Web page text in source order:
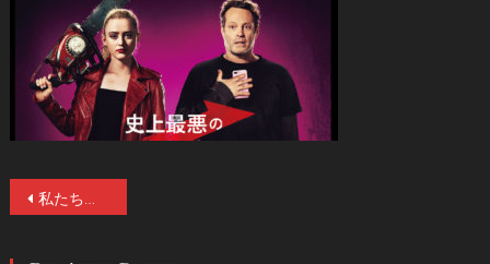
投私たち、入れ替わってる!?ブラムハウス製作、前代未聞のホラー 『Freaky』（原題）が邦題を『ザ・スイッチ』として2021年1月15日（金）より全国公開することが決定！公開に先立ちポスタービジュアルと特報映像が解禁！